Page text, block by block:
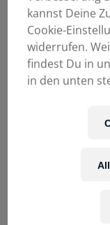
kannst Deine
Cookie-
widerrufen.
findest Du in
in den unten